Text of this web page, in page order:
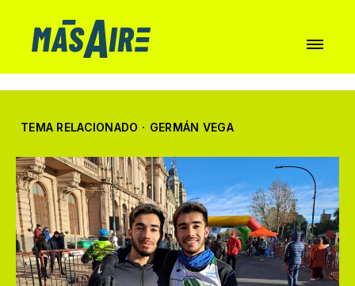
TEMA RELACIONADO · GERMÁN VEGA